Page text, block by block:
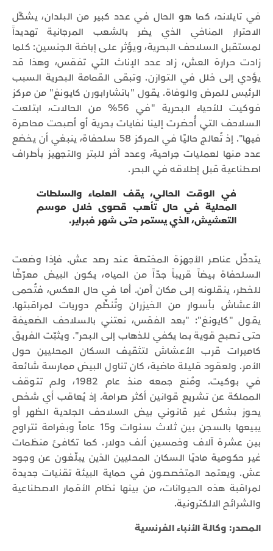
في تايلاند، كما هو الحال في عدد كبير من البلدان، يشكّل
الاحترار المناخي الذي يضر بالشعب المرجانية تهديداً
لمستقبل السلاحف البحرية، ويؤثر على إباضة الجنسين: كلما
زادت حرارة العش، زاد عدد الإناث التي تفقس، وهذا قد
يؤدي إلى خلل في التوازن. وتبقى القمامة البحرية السبب
الرئيس للمرض والوفاة. يقول "باتشارابورن كايونغ" من مركز
فوكيت للأحياء البحرية "في 56% من الحالات، ابتلعت
السلاحف التي أُحضرت إلينا نفايات بحرية أو أصبحت محاصرة
فيها". إذ تُعالج حاليًا في المركز 58 سلحفاة، ينبغي أن يخضع
عدد منها لعمليات جراحية، وعدد آخر للبتر والتجهيز بأطراف
اصطناعية قبل إطلاقه في البحر.
في الوقت الحالي، يقف العلماء والسلطات
المحلية في حال تأهب قصوى خلال موسم
التعشيش، الذي يستمر حتى شهر فبراير.
يتدخّل عناصر الأجهزة المختصة عند رصد عش. فإذا وضعت
السلحفاة بيضاً قريباً جدّاً من المياه، يكون البيض معرّضًا
للخطر، ينقلونه إلى مكان آمن. أما في حال العكس، فتُحمى
الأعشاش بأسوار من الخيزران وتُنظّم دوريات لمراقبتها.
يقول "كايونغ": "بعد الفقس، نعتني بالسلاحف الضعيفة
حتى تصبح قوية بما يكفي للذهاب إلى البحر". ويثبّت الفريق
كاميرات قرب الأعشاش لتثقيف السكان المحليين حول
الأمر. ولعقود قليلة ماضية، كان تناول البيض ممارسة شائعة
في بوكيت. ومُنع جمعه منذ عام 1982، ولم تتوقف
المملكة عن تشريع قوانين أكثر صرامة. إذ يُعاقب أي شخص
يحوز بشكل غير قانوني بيض السلاحف الجلدية الظهر أو
يبيعها بالسجن بين ثلاث سنوات و15 عاماً وبغرامة تتراوح
بين عشرة آلاف وخمسين ألف دولار. كما تكافئ منظمات
غير حكومية ماديًا السكان المحليين الذين يبلّغون عن وجود
عش. ويعتمد المتخصصون في حماية البيئة تقنيات جديدة
لمراقبة هذه الحيوانات، من بينها نظام الأقمار الاصطناعية
والشرائح الالكترونية.
المصدر: وكالة الأنباء الفرنسية